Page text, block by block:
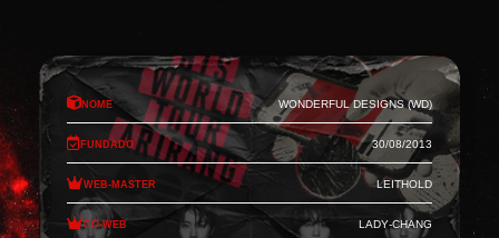
Nome Wonderful Designs (WD)
Fundado 30/08/2013
Web-Master Leithold
Co-Web Lady-Chang